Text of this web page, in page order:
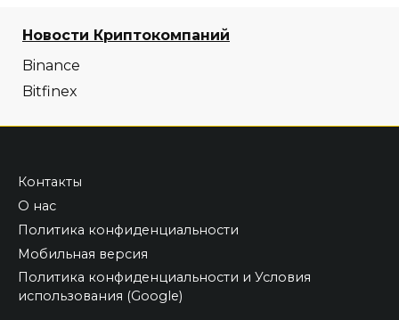
Новости Криптокомпаний
Binance
Bitfinex
Контакты
О нас
Политика конфиденциальности
Мобильная версия
Политика конфиденциальности и Условия
использования (Google)